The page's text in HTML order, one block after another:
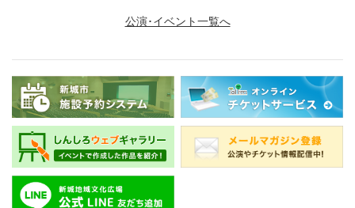
公演･イベント一覧へ